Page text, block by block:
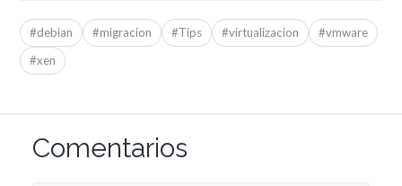
#debian #migracion #Tips #virtualizacion
#vmware
#xen
Comentarios